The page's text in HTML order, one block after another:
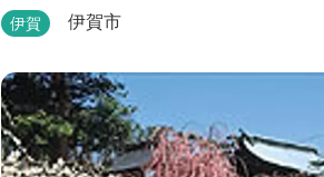
伊賀 伊賀市